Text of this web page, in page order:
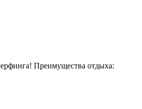
Преимущества отдыха: